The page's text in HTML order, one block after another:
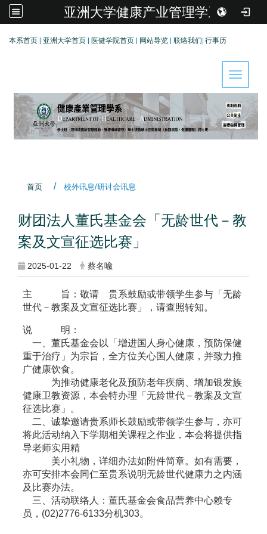
亚洲大学健康产业管理学系
本系首页 亚洲大学首页 医健学院首页 网站导览 联络我们 行事历
Toggle
首页 校外讯息/研讨会讯息
财团法人董氏基金会「无龄世代－教
案及文宣征选比赛」
2025-01-22 蔡名喩
主 旨：敬请 贵系鼓励或带领学生参与「无龄
世代－教案及文宣征选比赛」，请查照转知。
说 明：
一、董氏基金会以「增进国人身心健康，预防保健
重于治疗」为宗旨，全方位关心国人健康，并致力推
广健康饮食。
为推动健康老化及预防老年疾病、增加银发族
健康卫教资源，本会特办理「无龄世代－教案及文宣
征选比赛」。
二、诚挚邀请贵系师长鼓励或带领学生参与，亦可
将此活动纳入下学期相关课程之作业，本会将提供指
导老师实用精
美小礼物，详细办法如附件简章。如有需要，
亦可安排本会同仁至贵系说明无龄世代健康力之内涵
及比赛办法。
三、活动联络人：董氏基金会食品营养中心赖专
员，(02)2776-6133分机303。